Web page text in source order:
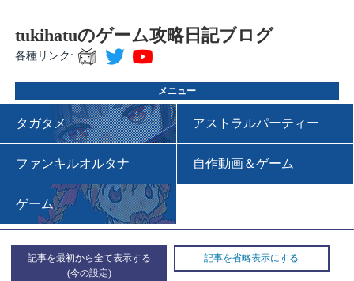
tukihatuのゲーム攻略日記ブログ
各種リンク:
メニュー
タガタメ アストラルパーティー
ファンキルオルタナ 自作動画＆ゲーム
ゲーム
記事を最初から全て表示する 記事を省略表示にする